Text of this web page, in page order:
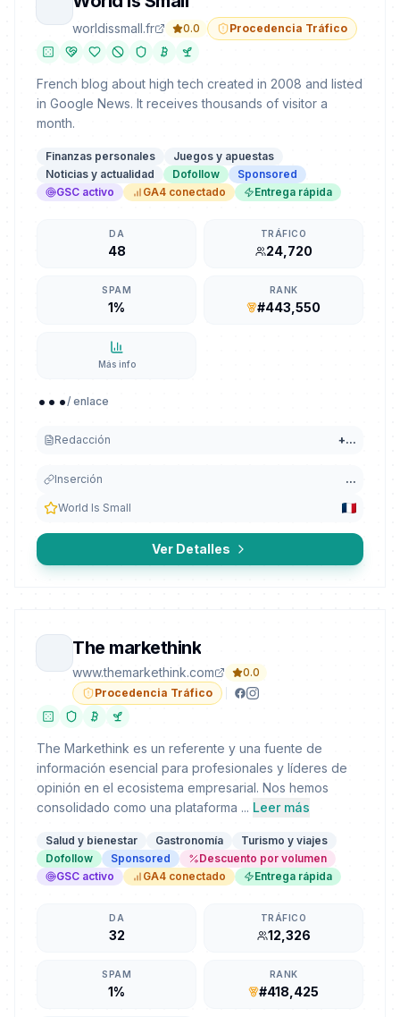
worldissmall.fr 0.0 Procedencia Tráfico
French blog about high tech created in 2008 and listed
in Google News. It receives thousands of visitor a
month.
Finanzas personales
Juegos y apuestas
Noticias y actualidad
Dofollow
Sponsored
GSC activo
GA4 conectado Entrega rápida
DA
48
TRÁFICO
24,720
SPAM
1%
RANK
#443,550
Más info
.../ enlace
Redacción +...
Inserción ...
World Is Small
Ver Detalles
The markethink
www.themarkethink.com
0.0
Procedencia Tráfico
The Markethink es un referente y una fuente de
información esencial para profesionales y líderes de
opinión en el ecosistema empresarial. Nos hemos
consolidado como una plataforma ... Leer más
Salud y bienestar Gastronomía
Turismo y viajes
Dofollow
Sponsored
Descuento por volumen
GSC activo
GA4 conectado Entrega rápida
DA
32
TRÁFICO
12,326
SPAM
1%
RANK
#418,425